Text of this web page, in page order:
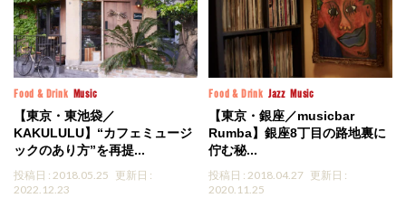
Food & Drink Music
【東京・東池袋／
KAKULULU】“カフェミュージ
ックのあり方”を再提...
投稿日 : 2018.05.25 更新日 :
2022.12.23
Food & Drink Jazz Music
【東京・銀座／musicbar
Rumba】銀座8丁目の路地裏に
佇む秘...
投稿日 : 2018.04.27 更新日 :
2020.11.25